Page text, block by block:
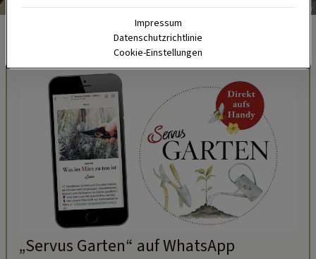
Foto: Harald Eisenberger
„Servus Garten“ auf WhatsApp
Impressum
Datenschutzrichtlinie
Cookie-Einstellungen